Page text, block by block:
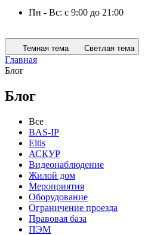
Пн - Вс: с 9:00 до 21:00
Темная тема Светлая тема
Главная
Блог
Блог
Все
BAS-IP
Eltis
АСКУР
Видеонаблюдение
Жилой дом
Мероприятия
Оборудование
Ограничение проезда
Правовая база
ПЭМ